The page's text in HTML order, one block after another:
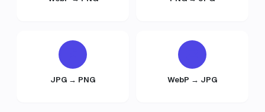
JPG → PNG WebP → JPG